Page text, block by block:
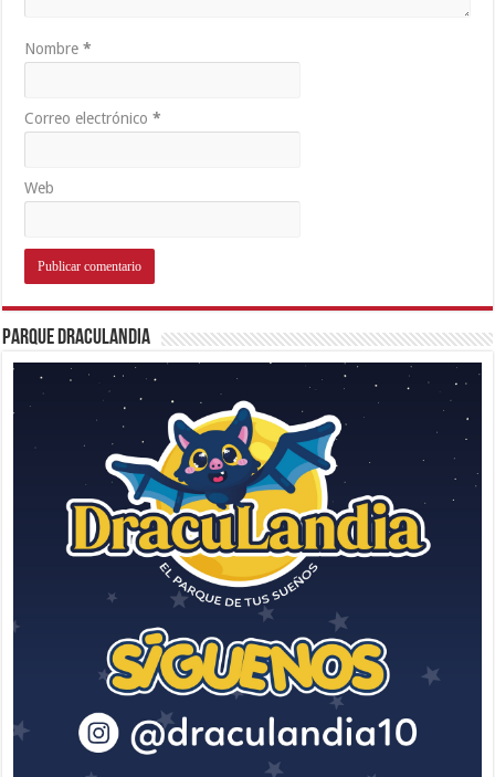
Nombre*
Correo electrónico*
Web
Parque Draculandia